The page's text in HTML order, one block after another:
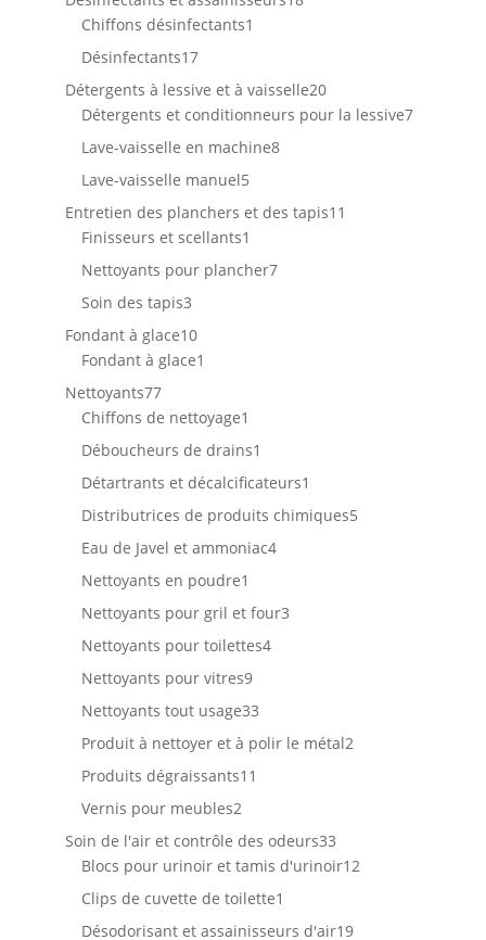
Chiffons désinfectants1
Désinfectants1717
produits
Détergents à lessive et à vaisselle2020
produits
Détergents et conditionneurs pour la lessive77
Lave-vaisselle en machine88
Lave-vaisselle manuel55
produits
Entretien des planchers et des tapis11
Finisseurs et scellants1
produit
Nettoyants pour plancher77
Soin des tapis33
produits
Fondant à glace1010
produits
Fondant à glace1
Nettoyants7777
produits
Chiffons de nettoyage1
produit
Déboucheurs de drains1
produit
Détartrants et décalcificateurs1
produit
Distributrices de produits chimiques55
Eau de Javel et ammoniac44
Nettoyants en poudre1
produit
Nettoyants pour gril et four33
Nettoyants pour toilettes44
Nettoyants pour vitres99
produits
Nettoyants tout usage3333
produits
Produit à nettoyer et à polir le métal22
Produits dégraissants11
Vernis pour meubles22
produits
Soin de l'air et contrôle des odeurs3333
produits
Blocs pour urinoir et tamis d'urinoir1212
Clips de cuvette de toilette1
produit
Désodorisant et assainisseurs d'air1919